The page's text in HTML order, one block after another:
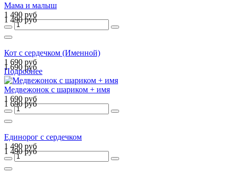
Мама и малыш
1 490 руб
1 490 руб
Кот с сердечком (Именной)
1 690 руб
1 690 руб
Подробнее
Медвежонок с шариком + имя
1 690 руб
1 690 руб
Единорог с сердечком
1 490 руб
1 490 руб